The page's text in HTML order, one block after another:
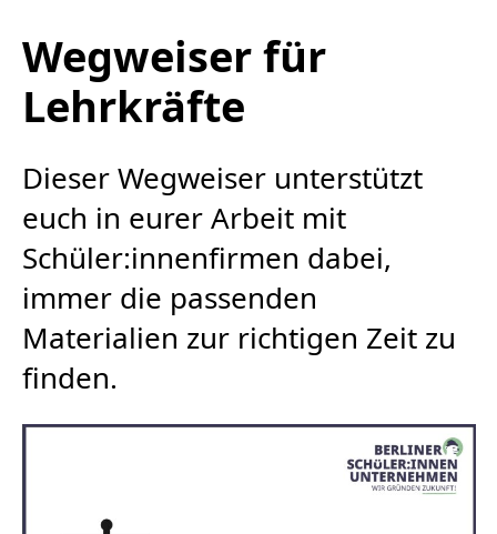
Wegweiser für
Lehrkräfte
Dieser Wegweiser unterstützt
euch in eurer Arbeit mit
Schüler:innenfirmen dabei,
immer die passenden
Materialien zur richtigen Zeit zu
finden.